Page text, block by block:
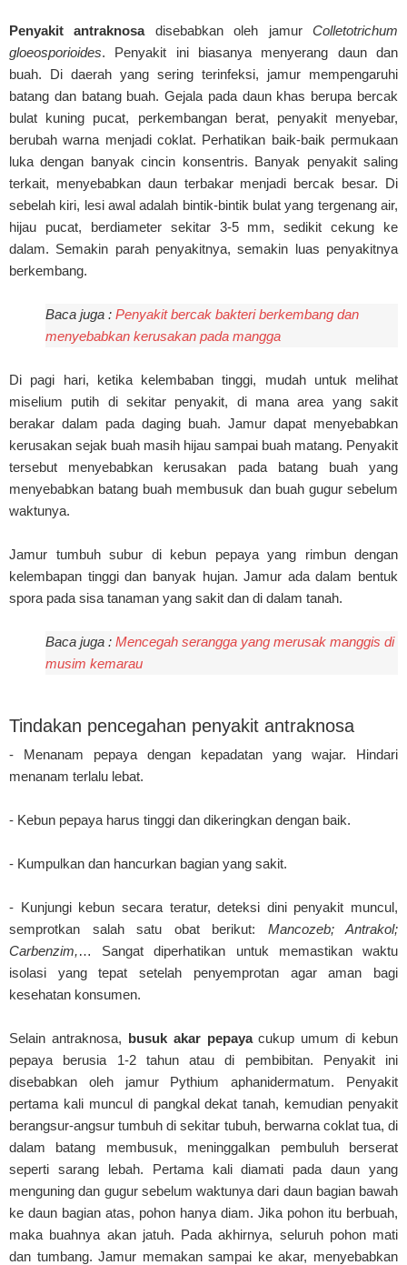
Penyakit antraknosadisebabkan oleh jamurColletotrichum
gloeosporioides. Penyakit ini biasanya menyerang daun dan
buah. Di daerah yang sering terinfeksi, jamur mempengaruhi
batang dan batang buah. Gejala pada daun khas berupa bercak
bulat kuning pucat, perkembangan berat, penyakit menyebar,
berubah warna menjadi coklat. Perhatikan baik-baik permukaan
luka dengan banyak cincin konsentris. Banyak penyakit saling
terkait, menyebabkan daun terbakar menjadi bercak besar. Di
sebelah kiri, lesi awal adalah bintik-bintik bulat yang tergenang air,
hijau pucat, berdiameter sekitar 3-5 mm, sedikit cekung ke
dalam. Semakin parah penyakitnya, semakin luas penyakitnya
berkembang.
Baca juga : Penyakit bercak bakteri berkembang dan
menyebabkan kerusakan pada mangga
Di pagi hari, ketika kelembaban tinggi, mudah untuk melihat
miselium putih di sekitar penyakit, di mana area yang sakit
berakar dalam pada daging buah. Jamur dapat menyebabkan
kerusakan sejak buah masih hijau sampai buah matang. Penyakit
tersebut menyebabkan kerusakan pada batang buah yang
menyebabkan batang buah membusuk dan buah gugur sebelum
waktunya.
Jamur tumbuh subur di kebun pepaya yang rimbun dengan
kelembapan tinggi dan banyak hujan. Jamur ada dalam bentuk
spora pada sisa tanaman yang sakit dan di dalam tanah.
Baca juga : Mencegah serangga yang merusak manggis di
musim kemarau
Tindakan pencegahan penyakit antraknosa
- Menanam pepaya dengan kepadatan yang wajar. Hindari
menanam terlalu lebat.
- Kebun pepaya harus tinggi dan dikeringkan dengan baik.
- Kumpulkan dan hancurkan bagian yang sakit.
- Kunjungi kebun secara teratur, deteksi dini penyakit muncul,
semprotkan salah satu obat berikut: Mancozeb; Antrakol;
Carbenzim,… Sangat diperhatikan untuk memastikan waktu
isolasi yang tepat setelah penyemprotan agar aman bagi
kesehatan konsumen.
Selain antraknosa, busuk akar pepayacukup umum di kebun
pepaya berusia 1-2 tahun atau di pembibitan. Penyakit ini
disebabkan oleh jamur Pythium aphanidermatum. Penyakit
pertama kali muncul di pangkal dekat tanah, kemudian penyakit
berangsur-angsur tumbuh di sekitar tubuh, berwarna coklat tua, di
dalam batang membusuk, meninggalkan pembuluh berserat
seperti sarang lebah. Pertama kali diamati pada daun yang
menguning dan gugur sebelum waktunya dari daun bagian bawah
ke daun bagian atas, pohon hanya diam. Jika pohon itu berbuah,
maka buahnya akan jatuh. Pada akhirnya, seluruh pohon mati
dan tumbang. Jamur memakan sampai ke akar, menyebabkan